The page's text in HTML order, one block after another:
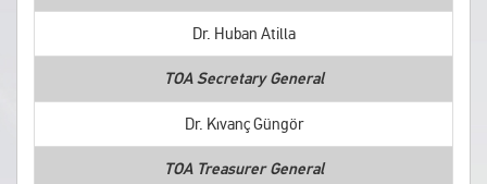
Dr. Huban Atilla
TOA Secretary General
Dr. Kıvanç Güngör
TOA Treasurer General